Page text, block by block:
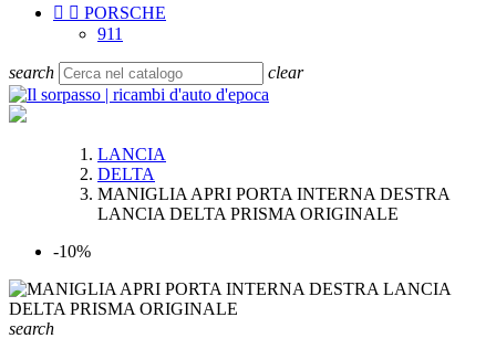
  PORSCHE
911
search clear
LANCIA
DELTA
MANIGLIA APRI PORTA INTERNA DESTRA
LANCIA DELTA PRISMA ORIGINALE
-10%
search